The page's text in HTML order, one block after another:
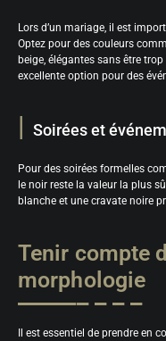
Lors d’un mariage, il est
Optez pour des couleurs
beige, élégantes sans être
excellente option pour des
Soirées et
Pour des soirées formelles
le noir reste la valeur la plus
blanche et une cravate noire
Tenir compte
morphologie
Il est essentiel de prendre en